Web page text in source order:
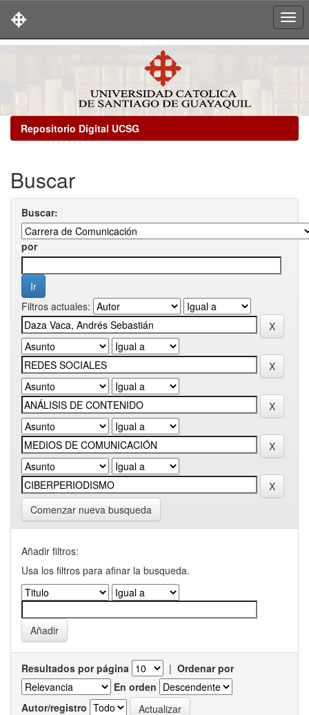
Repositorio Digital UCSG
Buscar
Buscar:
por
Filtros actuales:
Comenzar nueva busqueda
Añadir filtros:
Usa los filtros para afinar la busqueda.
Resultados por página | Ordenar por
En orden
Autor/registro